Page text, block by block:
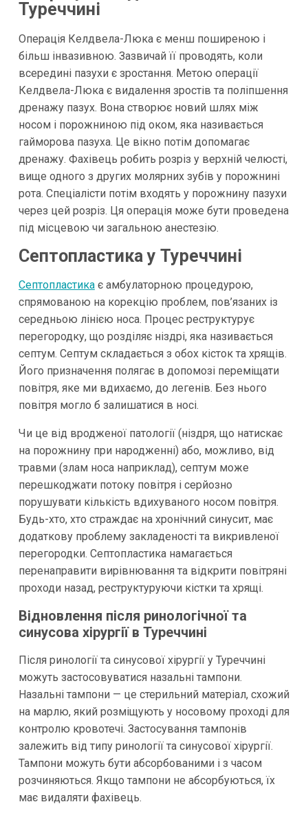
Туреччині
Операція Келдвела-Люка є менш поширеною і
більш інвазивною. Зазвичай її проводять, коли
всередині пазухи є зростання. Метою операції
Келдвела-Люка є видалення зростів та поліпшення
дренажу пазух. Вона створює новий шлях між
носом і порожниною під оком, яка називається
гайморова пазуха. Це вікно потім допомагає
дренажу. Фахівець робить розріз у верхній челюсті,
вище одного з других молярних зубів у порожнині
рота. Спеціалісти потім входять у порожнину пазухи
через цей розріз. Ця операція може бути проведена
під місцевою чи загальною анестезію.
Септопластика у Туреччині
Септопластикає амбулаторною процедурою,
спрямованою на корекцію проблем, пов’язаних із
середньою лінією носа. Процес реструктурує
перегородку, що розділяє ніздрі, яка називається
септум. Септум складається з обох кісток та хрящів.
Його призначення полягає в допомозі переміщати
повітря, яке ми вдихаємо, до легенів. Без нього
повітря могло б залишатися в носі.
Чи це від вродженої патології (ніздря, що натискає
на порожнину при народженні) або, можливо, від
травми (злам носа наприклад), септум може
перешкоджати потоку повітря і серйозно
порушувати кількість вдихуваного носом повітря.
Будь-хто, хто страждає на хронічний синусит, має
додаткову проблему закладеності та викривленої
перегородки. Септопластика намагається
перенаправити вирівнювання та відкрити повітряні
проходи назад, реструктуруючи кістки та хрящі.
Відновлення після ринологічної та
синусова хірургії в Туреччині
Після ринології та синусової хірургії у Туреччині
можуть застосовуватися назальні тампони.
Назальні тампони — це стерильний матеріал, схожий
на марлю, який розміщують у носовому проході для
контролю кровотечі. Застосування тампонів
залежить від типу ринології та синусової хірургії.
Тампони можуть бути абсорбованими і з часом
розчиняються. Якщо тампони не абсорбуються, їх
має видаляти фахівець.